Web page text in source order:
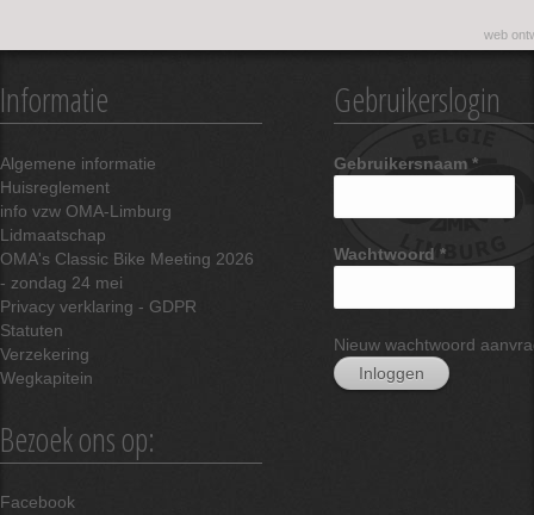
web
Informatie
Algemene informatie
Huisreglement
info vzw OMA-Limburg
Lidmaatschap
OMA's Classic Bike Meeting 2026
- zondag 24 mei
Privacy verklaring - GDPR
Statuten
Verzekering
Wegkapitein
Bezoek ons op:
Facebook
Gebruikerslogin
Gebruikersnaam *
Wachtwoord *
Nieuw wachtwoord